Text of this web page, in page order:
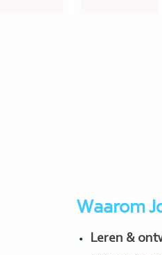
Waarom
Leren &